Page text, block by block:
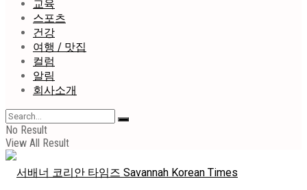
교육
스포츠
건강
여행 / 맛집
컬럼
알림
회사소개
No Result
View All Result